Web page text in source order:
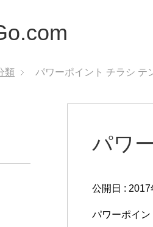
類 パワーポイント チラシ テ
パワ
公開日 : 2017
パワーポイン